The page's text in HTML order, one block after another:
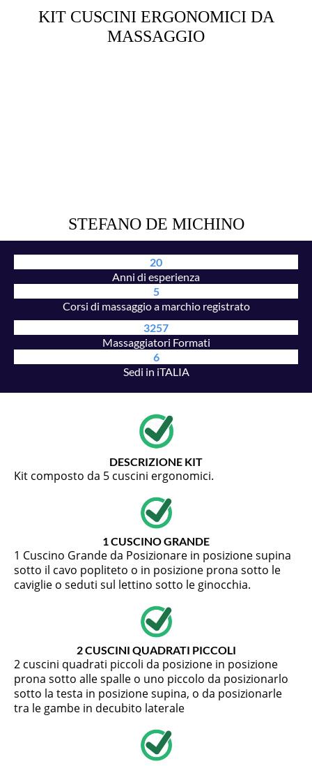
KIT CUSCINI ERGONOMICI DA
MASSAGGIO
STEFANO DE MICHINO
20
Anni di esperienza
5
Corsi di massaggio a marchio registrato
3257
Massaggiatori Formati
6
Sedi in iTALIA
DESCRIZIONE KIT
Kit composto da 5 cuscini ergonomici.
1 CUSCINO GRANDE
1 Cuscino Grande da Posizionare in posizione supina
sotto il cavo popliteto o in posizione prona sotto le
caviglie o seduti sul lettino sotto le ginocchia.
2 CUSCINI QUADRATI PICCOLI
2 cuscini quadrati piccoli da posizione in posizione
prona sotto alle spalle o uno piccolo da posizionarlo
sotto la testa in posizione supina, o da posizionarle
tra le gambe in decubito laterale